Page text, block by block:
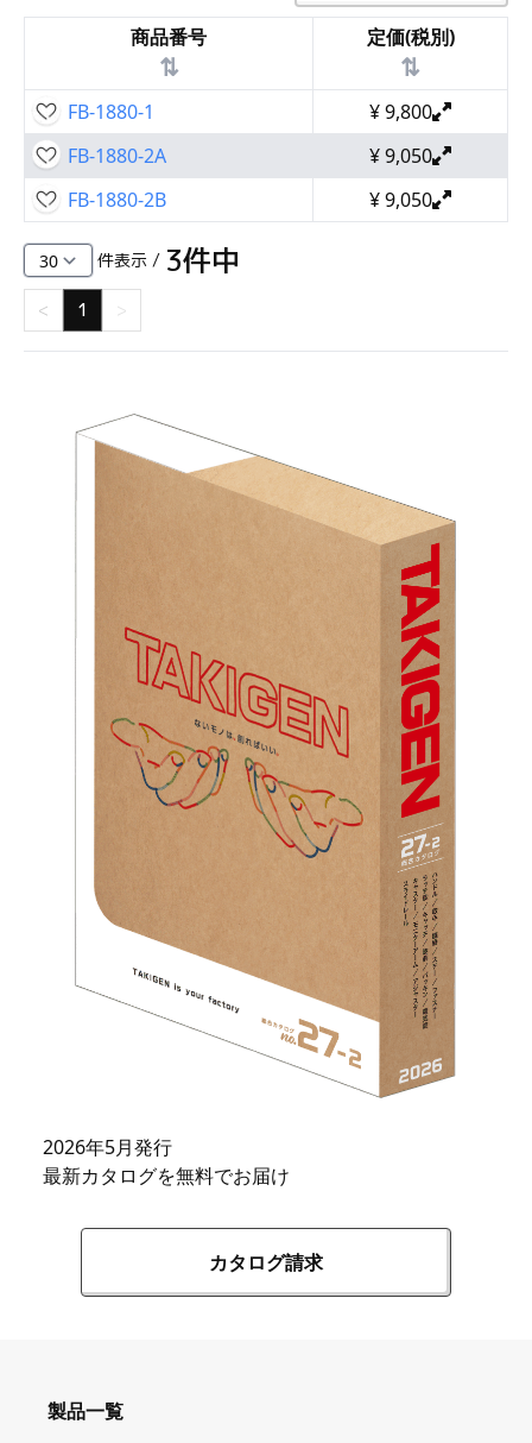
商品番号
⇅
定価(税別)
⇅
FB-1880-1 ¥9,800
FB-1880-2A
¥9,050
FB-1880-2B
¥9,050
件表示 / 3件中
< 1 >
2026年5月発行
最新カタログを無料でお届け
カタログ請求
製品一覧